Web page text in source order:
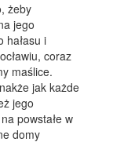
żeby
jego
hałasu i
coraz
maślice.
jak każde
jego
powstałe w
domy